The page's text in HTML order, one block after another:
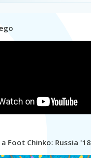
Foot Chinko: Russia '18